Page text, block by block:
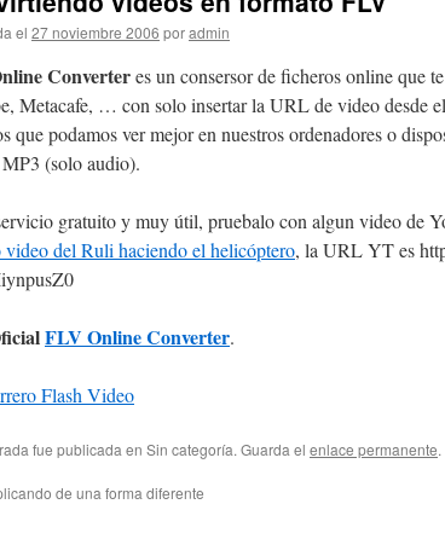
el 27 noviembre 2006 poradmin
Converteres un consersor de ficheros online que
Metacafe, … con solo insertar la URL de video desde
que podamos ver mejor en nuestros ordenadores o
(solo audio).
gratuito y muy útil, pruebalo con algun video de
video del Ruli haciendo el helicóptero, la URL YT es
FLV Online Converter.
Flash Video
fue publicada en Sin categoría. Guarda el enlace permanente.
de una forma diferente